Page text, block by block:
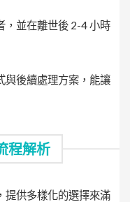
，並在離世後 2-4 小時
與後續處理方案，能讓
程解析
提供多樣化的選擇來滿